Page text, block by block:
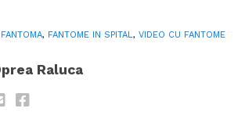
FANTOMA, FANTOME IN SPITAL, VIDEO CU FANTOME
Raluca